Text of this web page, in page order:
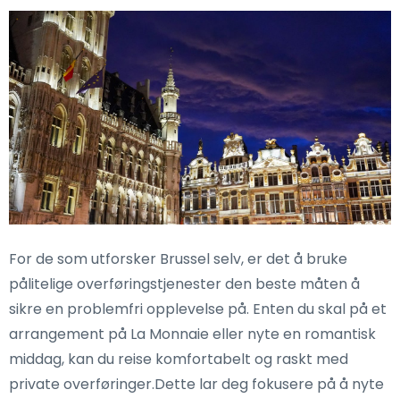
For de som utforsker Brussel selv, er det å bruke
pålitelige overføringstjenester den beste måten å
sikre en problemfri opplevelse på. Enten du skal på et
arrangement på La Monnaie eller nyte en romantisk
middag, kan du reise komfortabelt og raskt med
private overføringer.Dette lar deg fokusere på å nyte